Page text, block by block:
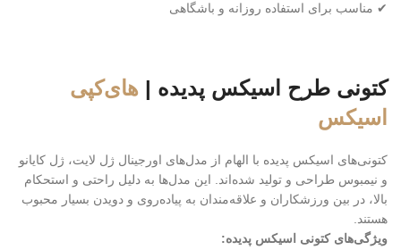
✔ مناسب برای استفاده روزانه و باشگاهی
کتونی طرح اسیکس پدیده | های‌کپی
اسیکس
کتونی‌های اسیکس پدیده با الهام از مدل‌های اورجینال ژل لایت، ژل کایانو
و نیمبوس طراحی و تولید شده‌اند. این مدل‌ها به دلیل راحتی و استحکام
بالا، در بین ورزشکاران و علاقه‌مندان به پیاده‌روی و دویدن بسیار محبوب
هستند.
ویژگی‌های کتونی اسیکس پدیده: